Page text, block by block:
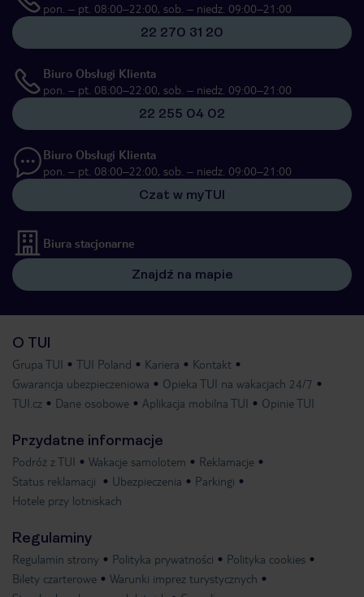
pon. – pt. 08:00–22:00, sob. – niedz. 09:00–21:00
22 270 31 20
Biuro Obsługi Klienta
pon. – pt. 08:00–22:00, sob. – niedz. 09:00–21:00
22 255 04 02
Biuro Obsługi Klienta
pon. – pt. 08:00–22:00, sob. – niedz. 09:00–21:00
Czat w myTUI
Biura stacjonarne
Znajdź na mapie
O TUI
Grupa TUI TUI Poland Kariera
Kontakt
Gwarancja ubezpieczeniowa
Opieka TUI na wakacjach 24/7
TUI.cz
Dane osobowe Aplikacja mobilna TUI Opinie TUI
Przydatne informacje
Podróż z TUI Wakacje samolotem
Reklamacje
Status reklamacji
Ubezpieczenia
Parkingi
Hotele przy lotniskach
Regulaminy
Regulamin strony Polityka prywatności
Polityka cookies
Bilety czarterowe
Warunki imprez turystycznych